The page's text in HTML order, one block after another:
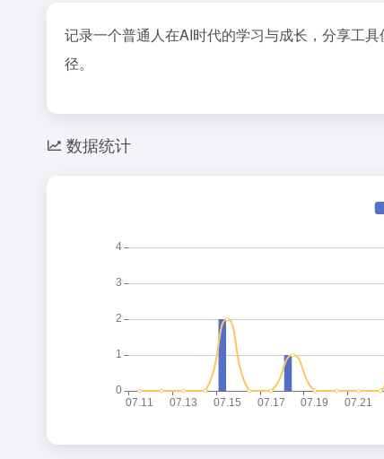
记录一个普通人在AI时代的学习与成长，分享工
径。
数据统计